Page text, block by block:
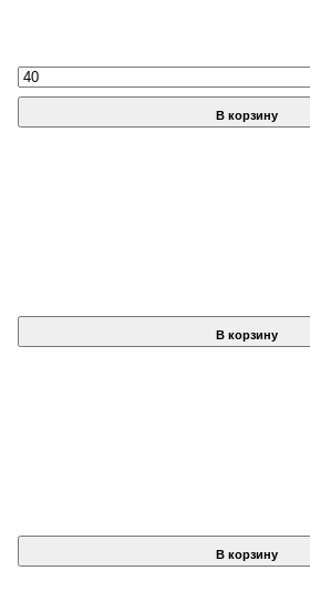
В корзину
В корзину
В корзину